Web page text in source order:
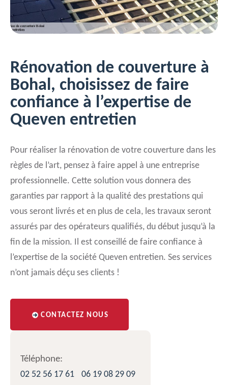
Rénovation de couverture à
Bohal, choisissez de faire
confiance à l’expertise de
Queven entretien
Pour réaliser la rénovation de votre couverture dans les
règles de l’art, pensez à faire appel à une entreprise
professionnelle. Cette solution vous donnera des
garanties par rapport à la qualité des prestations qui
vous seront livrés et en plus de cela, les travaux seront
assurés par des opérateurs qualifiés, du début jusqu’à la
fin de la mission. Il est conseillé de faire confiance à
l’expertise de la société Queven entretien. Ses services
n’ont jamais déçu ses clients !
CONTACTEZ NOUS
Téléphone:
02 52 56 17 61
06 19 08 29 09